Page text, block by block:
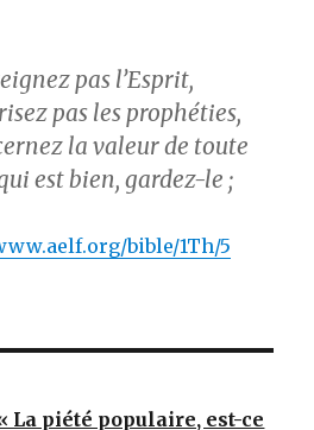
pas l’Esprit,
pas les prophéties,
la valeur de toute
est bien, gardez-le ;
bible/1Th/5
La piété populaire, est-ce